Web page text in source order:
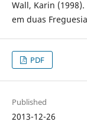
Wall, Karin
em duas
PDF
Published
2013-12-26